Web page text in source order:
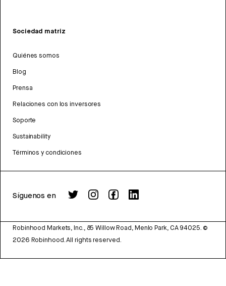
Sociedad matriz
Quiénes somos
Blog
Prensa
Relaciones con los inversores
Soporte
Sustainability
Términos y condiciones
Síguenos en
Robinhood Markets, Inc., 85 Willow Road, Menlo Park, CA 94025. ©
2026 Robinhood. All rights reserved.